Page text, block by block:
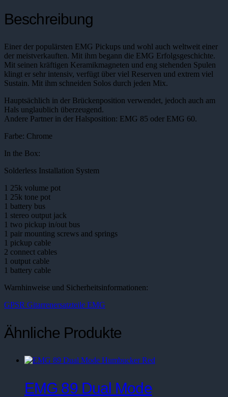
Beschreibung
Einer der populärsten EMG Pickups und wohl auch weltweit einer
der meistverkauften. Mit ihm begann die EMG Erfolgsgeschichte.
Mit seinen kräftigen Keramikmagneten und eng stehenden Spulen
klingt er sehr intensiv, verfügt über viel Reserven und extrem viel
Sustain. Mit ihm schneiden Solos durch jeden Mix.
Hauptsächlich in der Brückenposition verwendet, jedoch auch am
Hals unglaublich überzeugend.
Andere Partner in der Halsposition: EMG 85 oder EMG 60.
Farbe: Chrome
In the Box:
Solderless Installation System
1 25k volume pot
1 25k tone pot
1 battery bus
1 stereo output jack
1 two pickup in/out bus
1 pair mounting screws and springs
1 pickup cable
2 connect cables
1 output cable
1 battery cable
Warnhinweise und Sicherheitsinformationen:
GPSR Gitarrenersatzteile EMG
Ähnliche Produkte
EMG 89 Dual Mode